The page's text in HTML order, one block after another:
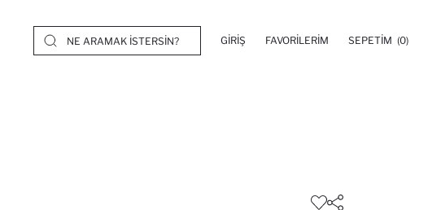
GIRIŞ FAVORILERIM SEPETIM (0)